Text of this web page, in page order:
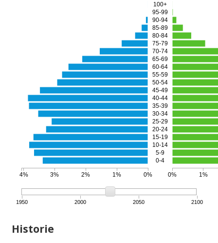
0-4
5-9
10-14
15-19
20-24
25-29
30-34
35-39
40-44
45-49
50-54
55-59
60-64
65-69
70-74
75-79
80-84
85-89
90-94
95-99
100+
0%
1%
2%
3%
4% 0% 1%
1950 2000 2050 2100
Historie